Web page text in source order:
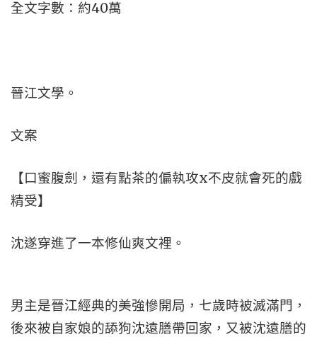
全文字數：約40萬
晉江文學。
文案
【口蜜腹劍，還有點茶的偏執攻x不皮就會死的戲
精受】
沈遂穿進了一本修仙爽文裡。
男主是晉江經典的美強慘開局，七歲時被滅滿門，
後來被自家娘的舔狗沈遠膳帶回家，又被沈遠膳的